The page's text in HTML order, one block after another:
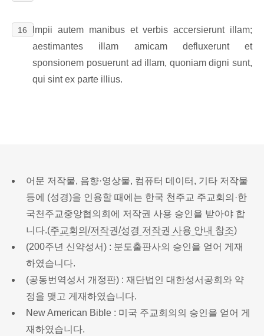
16
Impii autem manibus et verbis accersierunt illam;
aestimantes illam amicam defluxerunt et
sponsionem posuerunt ad illam, quoniam digni sunt,
qui sint ex parte illius.
어문 저작물, 음향·영상물, 컴퓨터 데이터, 기타 저작물
등에 (성경)을 인용할 때에는 한국 천주교 주교회의·한
국천주교중앙협의회에 저작권 사용 승인을 받아야 합
니다.(주교회의/저작권/성경 저작권 사용 안내 참조)
(200주년 신약성서) : 분도출판사의 승인을 얻어 게재
하였습니다.
(공동번역성서 개정판) : 재단법인 대한성서공회와 약
정을 맺고 게재하였습니다.
New American Bible : 미국 주교회의의 승인을 얻어 게
재하였습니다.